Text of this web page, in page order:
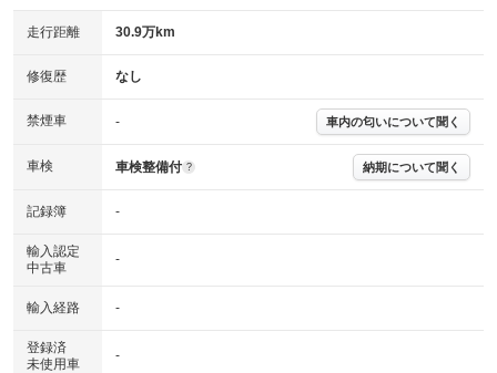
走行距離 30.9万km
修復歴 なし
禁煙車 - 車内の匂いについて聞く
車検 車検整備付 ? 納期について聞く
記録簿 -
輸入認定
中古車
-
輸入経路 -
登録済
未使用車
-